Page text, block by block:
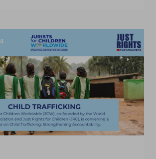
los procedimientos como en
de los órganos […]